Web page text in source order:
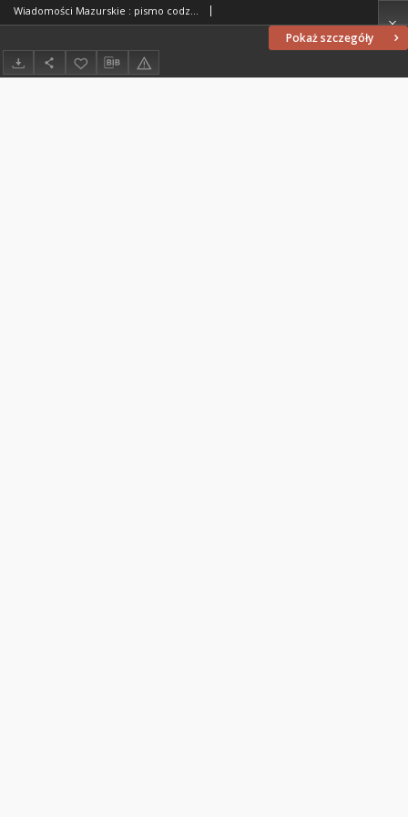
Pokaż szczegóły
Wiadomości Mazurskie : pismo codzienne. 1946 (R. 2), nr 99 (110)